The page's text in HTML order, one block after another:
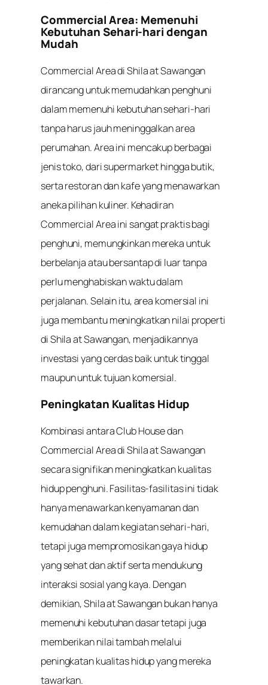
Commercial Area: Memenuhi
Kebutuhan Sehari-hari dengan
Mudah
Commercial Area di Shila at Sawangan
dirancang untuk memudahkan penghuni
dalam memenuhi kebutuhan sehari-hari
tanpa harus jauh meninggalkan area
perumahan. Area ini mencakup berbagai
jenis toko, dari supermarket hingga butik,
serta restoran dan kafe yang menawarkan
aneka pilihan kuliner. Kehadiran
Commercial Area ini sangat praktis bagi
penghuni, memungkinkan mereka untuk
berbelanja atau bersantap di luar tanpa
perlu menghabiskan waktu dalam
perjalanan. Selain itu, area komersial ini
juga membantu meningkatkan nilai properti
di Shila at Sawangan, menjadikannya
investasi yang cerdas baik untuk tinggal
maupun untuk tujuan komersial.
Peningkatan Kualitas Hidup
Kombinasi antara Club House dan
Commercial Area di Shila at Sawangan
secara signifikan meningkatkan kualitas
hidup penghuni. Fasilitas-fasilitas ini tidak
hanya menawarkan kenyamanan dan
kemudahan dalam kegiatan sehari-hari,
tetapi juga mempromosikan gaya hidup
yang sehat dan aktif serta mendukung
interaksi sosial yang kaya. Dengan
demikian, Shila at Sawangan bukan hanya
memenuhi kebutuhan dasar tetapi juga
memberikan nilai tambah melalui
peningkatan kualitas hidup yang mereka
tawarkan.